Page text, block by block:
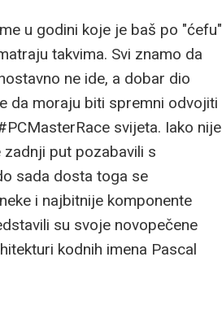
u godini koje je baš po "ćefu"
takvima. Svi znamo da
ne ide, a dobar dio
da moraju biti spremni odvojiti
svijeta. Iako nije
put pozabavili s
sada dosta toga se
i najbitnije komponente
su svoje novopečene
kodnih imena Pascal